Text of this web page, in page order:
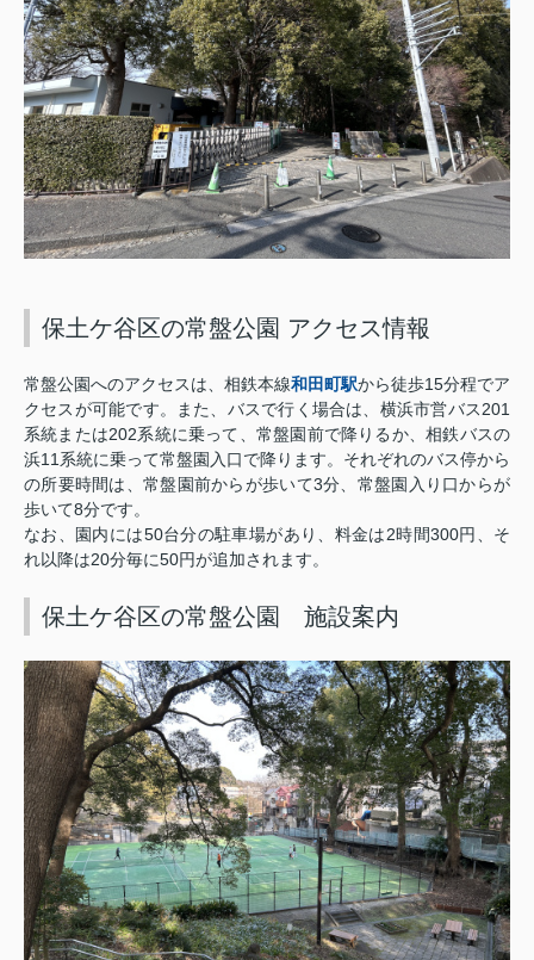
保土ケ谷区の常盤公園 アクセス情報
常盤公園へのアクセスは、相鉄本線和田町駅から徒歩15分程でア
クセスが可能です。
また、バスで行く場合は、横浜市営バス 201
系統または202系統に乗って、常盤園前で降りるか、相鉄バスの
浜11 系統に乗って常盤園入口で降ります。 それぞれのバス停から
の所要時間は、常盤園前からが歩いて3分、常盤園入り口からが
歩いて8分です。
なお、園内には50台分の駐車場があり、料金は 2時間300円、そ
れ以降は20分毎に50円が追加されます。
保土ケ谷区の常盤公園 施設案内